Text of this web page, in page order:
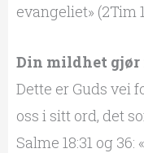
evangeliet» (2Tim
Din mildhet gjør
Dette er Guds vei
oss i sitt ord, det
Salme 18:31 og